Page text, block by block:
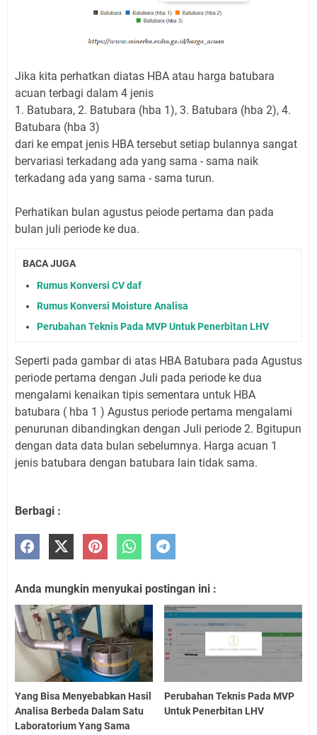
Jika kita perhatkan diatas HBA atau harga batubara
acuan terbagi dalam 4 jenis
1. Batubara, 2. Batubara (hba 1), 3. Batubara (hba 2), 4.
Batubara (hba 3)
dari ke empat jenis HBA tersebut setiap bulannya sangat
bervariasi terkadang ada yang sama - sama naik
terkadang ada yang sama - sama turun.
Perhatikan bulan agustus peiode pertama dan pada
bulan juli periode ke dua.
BACA JUGA
Rumus Konversi CV daf
Rumus Konversi Moisture Analisa
Perubahan Teknis Pada MVP Untuk Penerbitan LHV
Seperti pada gambar di atas HBA Batubara pada Agustus
periode pertama dengan Juli pada periode ke dua
mengalami kenaikan tipis sementara untuk HBA
batubara ( hba 1 ) Agustus periode pertama mengalami
penurunan dibandingkan dengan Juli periode 2. Bgitupun
dengan data data bulan sebelumnya. Harga acuan 1
jenis batubara dengan batubara lain tidak sama.
Berbagi :
Anda mungkin menyukai postingan ini :
Yang Bisa Menyebabkan Hasil
Analisa Berbeda Dalam Satu
Laboratorium Yang Sama
Perubahan Teknis Pada MVP
Untuk Penerbitan LHV